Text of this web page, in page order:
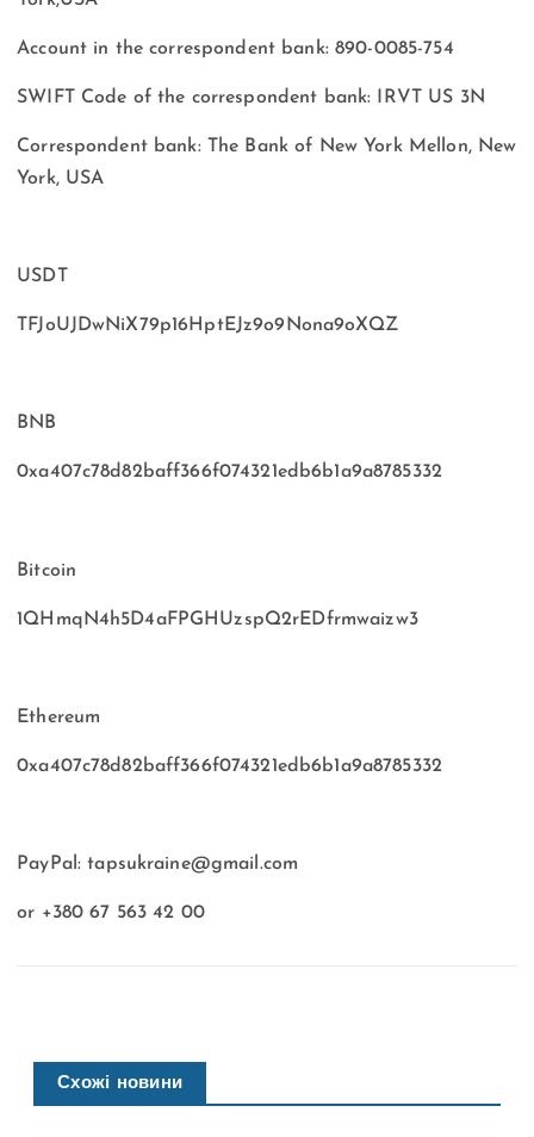
Account in the correspondent bank: 890-0085-754
SWIFT Code of the correspondent bank: IRVT US 3N
Correspondent bank: The Bank of New York Mellon, New
York, USA
USDT
TFJoUJDwNiX79p16HptEJz9o9Nona9oXQZ
BNB
0xa407c78d82baff366f074321edb6b1a9a8785332
Bitcoin
1QHmqN4h5D4aFPGHUzspQ2rEDfrmwaizw3
Ethereum
0xa407c78d82baff366f074321edb6b1a9a8785332
PayPal:tapsukraine@gmail.com
or +380 67 563 42 00
Схожі новини